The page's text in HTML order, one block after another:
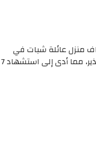
منزل عائلة شبات في
مخيم بيت حانون دون سابق إنذار أو تحذير، مما أدى إلى استشهاد 7